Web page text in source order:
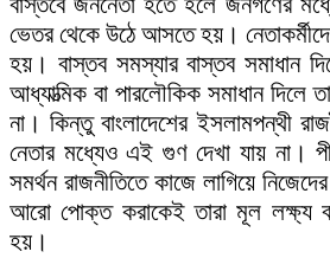
ভেতর থেকে উঠে আসতে হয়।
হয়। বাস্তব সমস্যার বাস্তব সমাধান
আধ্যাত্মিক বা পারলৌকিক সমাধান দিলে
না। কিন্তু বাংলাদেশের ইসলামপন্থী
নেতার মধ্যেও এই গুণ দেখা যায় না।
সমর্থন রাজনীতিতে কাজে লাগিয়ে
আরো পোক্ত করাকেই তারা মূল লক্ষ্য
হয়।